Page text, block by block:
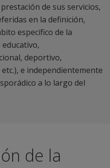
de sus servicios,
en la definición,
específico de la
deportivo,
e independientemente
a lo largo del
de la